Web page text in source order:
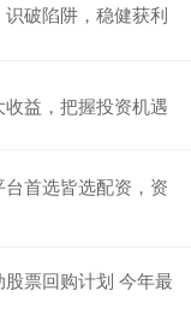
破陷阱，稳健获利
益，把握投资机遇
首选皆选配资，资
票回购计划 今年最